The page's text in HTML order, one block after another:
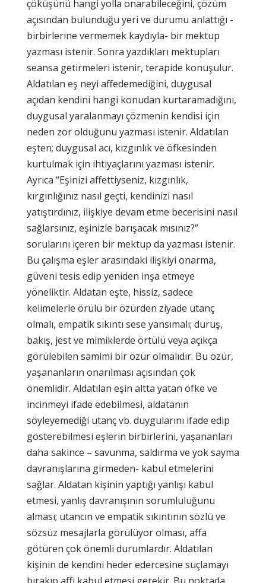
çöküşünü hangi yolla onarabileceğini, çözüm
açısından bulunduğu yeri ve durumu anlattığı -
birbirlerine vermemek kaydıyla- bir mektup
yazması istenir. Sonra yazdıkları mektupları
seansa getirmeleri istenir, terapide konuşulur.
Aldatılan eş neyi affedemediğini, duygusal
açıdan kendini hangi konudan kurtaramadığını,
duygusal yaralanmayı çözmenin kendisi için
neden zor olduğunu yazması istenir. Aldatılan
eşten; duygusal acı, kızgınlık ve öfkesinden
kurtulmak için ihtiyaçlarını yazması istenir.
Ayrıca “Eşinizi affettiyseniz, kızgınlık,
kırgınlığınız nasıl geçti, kendinizi nasıl
yatıştırdınız, ilişkiye devam etme becerisini nasıl
sağlarsınız, eşinizle barışacak mısınız?”
sorularını içeren bir mektup da yazması istenir.
Bu çalışma eşler arasındaki ilişkiyi onarma,
güveni tesis edip yeniden inşa etmeye
yöneliktir. Aldatan eşte, hissiz, sadece
kelimelerle örülü bir özürden ziyade utanç
olmalı, empatik sıkıntı sese yansımalı; duruş,
bakış, jest ve mimiklerde örtülü veya açıkça
görülebilen samimi bir özür olmalıdır. Bu özür,
yaşananların onarılması açısından çok
önemlidir. Aldatılan eşin altta yatan öfke ve
incinmeyi ifade edebilmesi, aldatanın
söyleyemediği utanç vb. duygularını ifade edip
gösterebilmesi eşlerin birbirlerini, yaşananları
daha sakince – savunma, saldırma ve yok sayma
davranışlarına girmeden- kabul etmelerini
sağlar. Aldatan kişinin yaptığı yanlışı kabul
etmesi, yanlış davranışının sorumluluğunu
alması; utancın ve empatik sıkıntının sözlü ve
sözsüz mesajlarla görülüyor olması, affa
götüren çok önemli durumlardır. Aldatılan
kişinin de kendini heder edercesine suçlamayı